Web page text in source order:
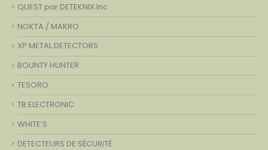
QUEST par DETEKNIX.Inc
NOKTA / MAKRO
XP METAL DETECTORS
BOUNTY HUNTER
TESORO
TB ELECTRONIC
WHITE’S
DETECTEURS DE SÉCURITÉ